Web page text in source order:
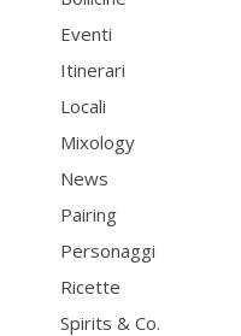
Eventi
Itinerari
Locali
Mixology
News
Pairing
Personaggi
Ricette
Spirits & Co.